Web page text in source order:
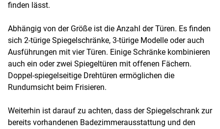
finden lässt.
Abhängig von der Größe ist die Anzahl der Türen. Es finden
sich 2-türige Spiegelschränke, 3-türige Modelle oder auch
Ausführungen mit vier Türen. Einige Schränke kombinieren
auch ein oder zwei Spiegeltüren mit offenen Fächern.
Doppel-spiegelseitige Drehtüren ermöglichen die
Rundumsicht beim Frisieren.
Weiterhin ist darauf zu achten, dass der Spiegelschrank zur
bereits vorhandenen Badezimmerausstattung und den